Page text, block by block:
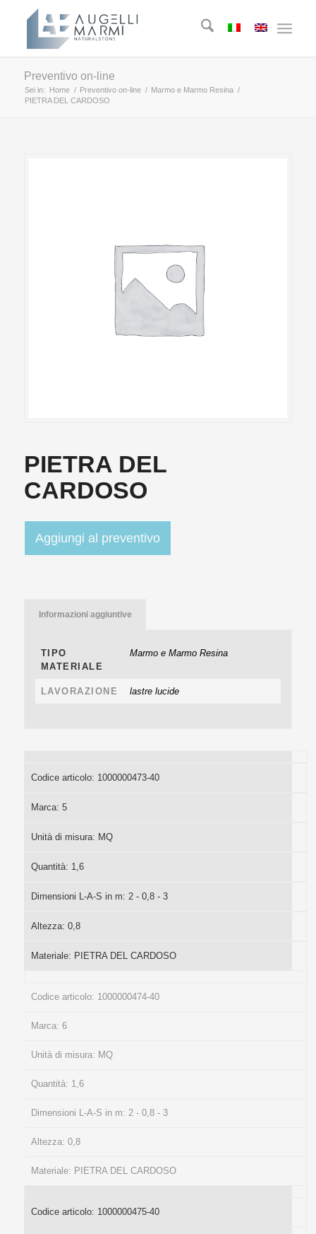
Preventivo on-line
Sei in: Home / Preventivo on-line / Marmo e Marmo Resina /
PIETRA DEL CARDOSO
PIETRA DEL
CARDOSO
Aggiungi al preventivo
Informazioni aggiuntive
TIPO
MATERIALE
Marmo e Marmo Resina
LAVORAZIONE lastre lucide
Codice articolo: 1000000473-40
Marca: 5
Unità di misura: MQ
Quantità: 1,6
Dimensioni L-A-S in m: 2 - 0,8 - 3
Altezza: 0,8
Materiale: PIETRA DEL CARDOSO
Codice articolo: 1000000474-40
Marca: 6
Unità di misura: MQ
Quantità: 1,6
Dimensioni L-A-S in m: 2 - 0,8 - 3
Altezza: 0,8
Materiale: PIETRA DEL CARDOSO
Codice articolo: 1000000475-40